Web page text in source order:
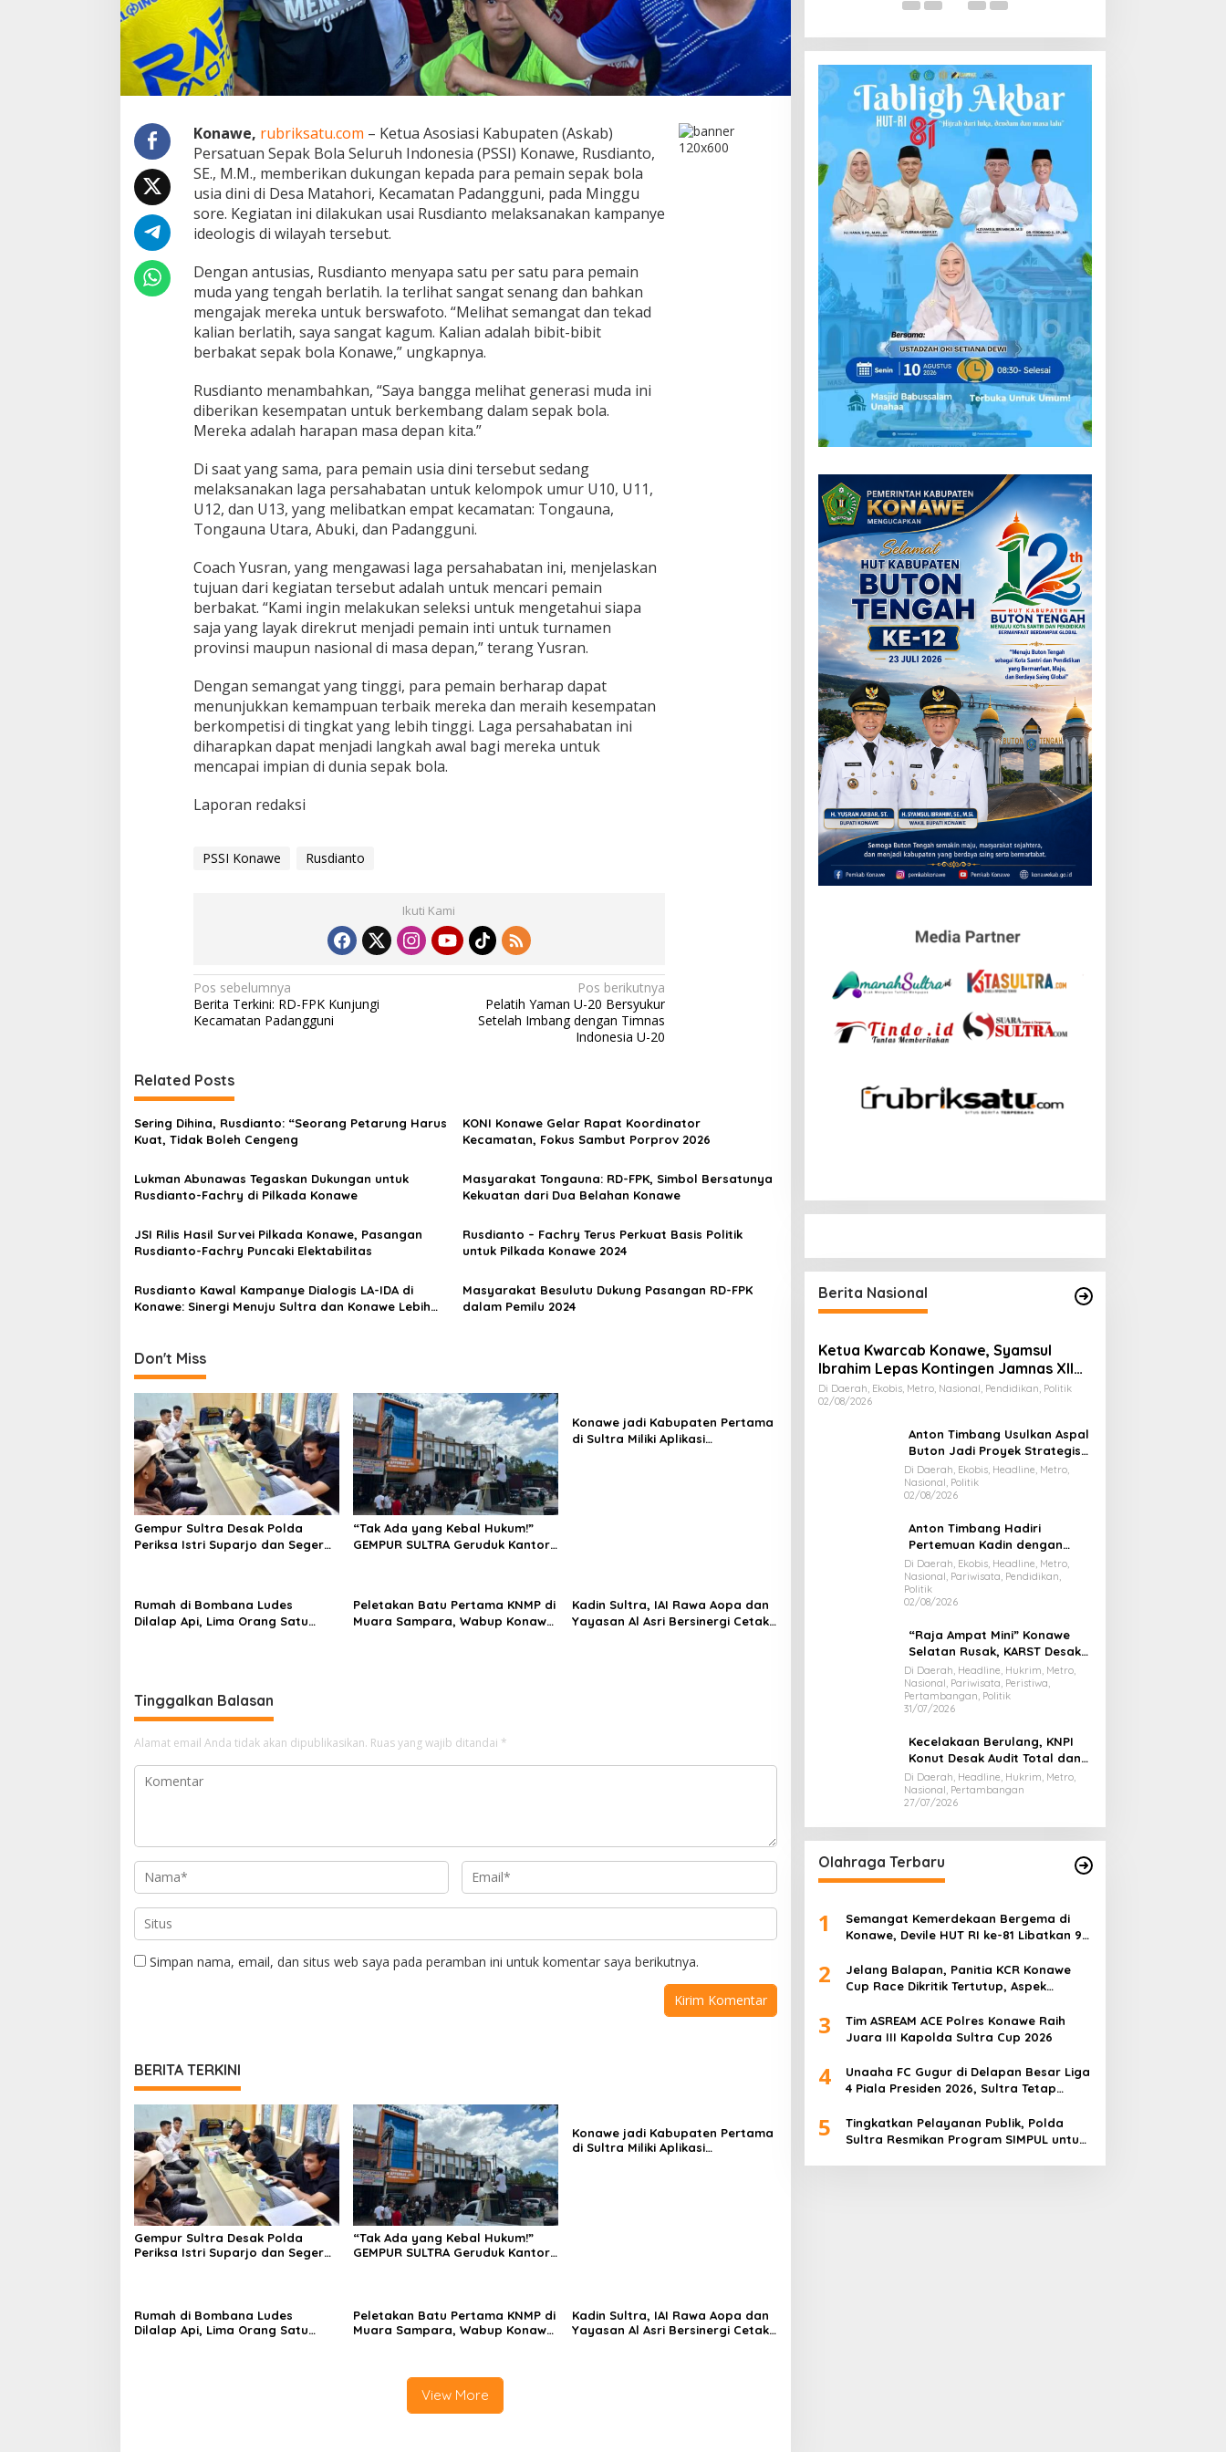
p
a
l
s
i
D
i
n
i
i
a
d
a
n
u
n
i
Konawe, rubriksatu.com – Ketua Asosiasi Kabupaten (Askab)
Persatuan Sepak Bola Seluruh Indonesia (PSSI) Konawe, Rusdianto,
SE., M.M., memberikan dukungan kepada para pemain sepak bola
usia dini di Desa Matahori, Kecamatan Padangguni, pada Minggu
sore. Kegiatan ini dilakukan usai Rusdianto melaksanakan kampanye
ideologis di wilayah tersebut.
Dengan antusias, Rusdianto menyapa satu per satu para pemain
muda yang tengah berlatih. Ia terlihat sangat senang dan bahkan
mengajak mereka untuk berswafoto. “Melihat semangat dan tekad
kalian berlatih, saya sangat kagum. Kalian adalah bibit-bibit
berbakat sepak bola Konawe,” ungkapnya.
Rusdianto menambahkan, “Saya bangga melihat generasi muda ini
diberikan kesempatan untuk berkembang dalam sepak bola.
Mereka adalah harapan masa depan kita.”
Di saat yang sama, para pemain usia dini tersebut sedang
melaksanakan laga persahabatan untuk kelompok umur U10, U11,
U12, dan U13, yang melibatkan empat kecamatan: Tongauna,
Tongauna Utara, Abuki, dan Padangguni.
Coach Yusran, yang mengawasi laga persahabatan ini, menjelaskan
tujuan dari kegiatan tersebut adalah untuk mencari pemain
berbakat. “Kami ingin melakukan seleksi untuk mengetahui siapa
saja yang layak direkrut menjadi pemain inti untuk turnamen
provinsi maupun nasional di masa depan,” terang Yusran.
Dengan semangat yang tinggi, para pemain berharap dapat
menunjukkan kemampuan terbaik mereka dan meraih kesempatan
berkompetisi di tingkat yang lebih tinggi. Laga persahabatan ini
diharapkan dapat menjadi langkah awal bagi mereka untuk
mencapai impian di dunia sepak bola.
Laporan redaksi
PSSI Konawe Rusdianto
Ikuti Kami
N
a
i
g
a
s
i
p
s
Pos sebelumnya
Berita Terkini: RD-FPK Kunjungi
Kecamatan Padangguni
Pos berikutnya
Pelatih Yaman U-20 Bersyukur
Setelah Imbang dengan Timnas
Indonesia U-20
Related Posts
Sering Dihina, Rusdianto: “Seorang Petarung Harus
Kuat, Tidak Boleh Cengeng
KONI Konawe Gelar Rapat Koordinator
Kecamatan, Fokus Sambut Porprov 2026
Lukman Abunawas Tegaskan Dukungan untuk
Rusdianto-Fachry di Pilkada Konawe
Masyarakat Tongauna: RD-FPK, Simbol Bersatunya
Kekuatan dari Dua Belahan Konawe
JSI Rilis Hasil Survei Pilkada Konawe, Pasangan
Rusdianto-Fachry Puncaki Elektabilitas
Rusdianto – Fachry Terus Perkuat Basis Politik
untuk Pilkada Konawe 2024
Rusdianto Kawal Kampanye Dialogis LA-IDA di
Konawe: Sinergi Menuju Sultra dan Konawe Lebih
Masyarakat Besulutu Dukung Pasangan RD-FPK
dalam Pemilu 2024
Don't Miss
Gempur Sultra Desak Polda
Periksa Istri Suparjo dan Segera
“Tak Ada yang Kebal Hukum!”
GEMPUR SULTRA Geruduk Kantor
Konawe jadi Kabupaten Pertama
di Sultra Miliki Aplikasi
Rumah di Bombana Ludes
Dilalap Api, Lima Orang Satu
Peletakan Batu Pertama KNMP di
Muara Sampara, Wabup Konawe
Kadin Sultra, IAI Rawa Aopa dan
Yayasan Al Asri Bersinergi Cetak
Tinggalkan Balasan
Alamat email Anda tidak akan dipublikasikan. Ruas yang wajib ditandai *
Simpan nama, email, dan situs web saya pada peramban ini untuk komentar saya berikutnya.
BERITA TERKINI
Gempur Sultra Desak Polda
Periksa Istri Suparjo dan Segera
“Tak Ada yang Kebal Hukum!”
GEMPUR SULTRA Geruduk Kantor
Konawe jadi Kabupaten Pertama
di Sultra Miliki Aplikasi
Rumah di Bombana Ludes
Dilalap Api, Lima Orang Satu
Peletakan Batu Pertama KNMP di
Muara Sampara, Wabup Konawe
Kadin Sultra, IAI Rawa Aopa dan
Yayasan Al Asri Bersinergi Cetak
View More
Berita Nasional
Ketua Kwarcab Konawe, Syamsul
Ibrahim Lepas Kontingen Jamnas XII
2026
Di Daerah, Ekobis, Metro, Nasional, Pendidikan, Politik
02/08/2026
Anton Timbang Usulkan Aspal
Buton Jadi Proyek Strategis
Nasional
Di Daerah, Ekobis, Headline, Metro,
Nasional, Politik
02/08/2026
Anton Timbang Hadiri
Pertemuan Kadin dengan
Presiden Prabowo, Bawa Misi
Majukan Ekonomi Sultra
Di Daerah, Ekobis, Headline, Metro,
Nasional, Pariwisata, Pendidikan,
Politik
02/08/2026
“Raja Ampat Mini” Konawe
Selatan Rusak, KARST Desak
Gubernur Evaluasi Total
Dispar Sultra
Di Daerah, Headline, Hukrim, Metro,
Nasional, Pariwisata, Peristiwa,
Pertambangan, Politik
31/07/2026
Kecelakaan Berulang, KNPI
Konut Desak Audit Total dan
Hentikan Hauling PT SPL
Di Daerah, Headline, Hukrim, Metro,
Nasional, Pertambangan
27/07/2026
Olahraga Terbaru
1
Semangat Kemerdekaan Bergema di
Konawe, Devile HUT RI ke-81 Libatkan 98
2
Jelang Balapan, Panitia KCR Konawe
Cup Race Dikritik Tertutup, Aspek
3
Tim ASREAM ACE Polres Konawe Raih
Juara III Kapolda Sultra Cup 2026
4
Unaaha FC Gugur di Delapan Besar Liga
4 Piala Presiden 2026, Sultra Tetap
5
Tingkatkan Pelayanan Publik, Polda
Sultra Resmikan Program SIMPUL untuk